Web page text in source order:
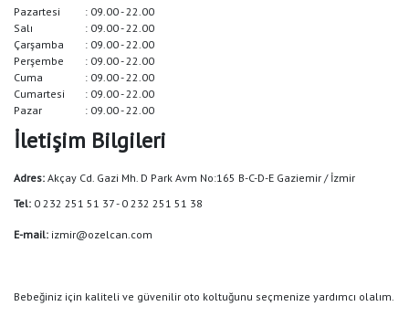
Pazartesi
: 09.00 - 22.00
Salı
: 09.00 - 22.00
Çarşamba
: 09.00 - 22.00
Perşembe
: 09.00 - 22.00
Cuma
: 09.00 - 22.00
Cumartesi
: 09.00 - 22.00
Pazar
: 09.00 - 22.00
İletişim Bilgileri
Adres: Akçay Cd. Gazi Mh. D Park Avm No:165 B-C-D-E Gaziemir / İzmir
Tel: 0 232 251 51 37 - 0 232 251 51 38
E-mail: izmir@ozelcan.com
Bebeğiniz için kaliteli ve güvenilir oto koltuğunu seçmenize yardımcı olalım.